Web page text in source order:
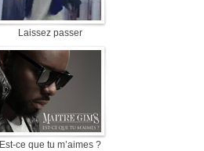
Laissez passer
Est-ce que tu m’aimes ?